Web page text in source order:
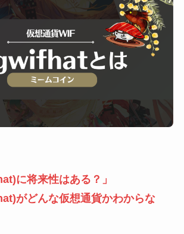
に将来性はある？」
がどんな仮想通貨かわからな